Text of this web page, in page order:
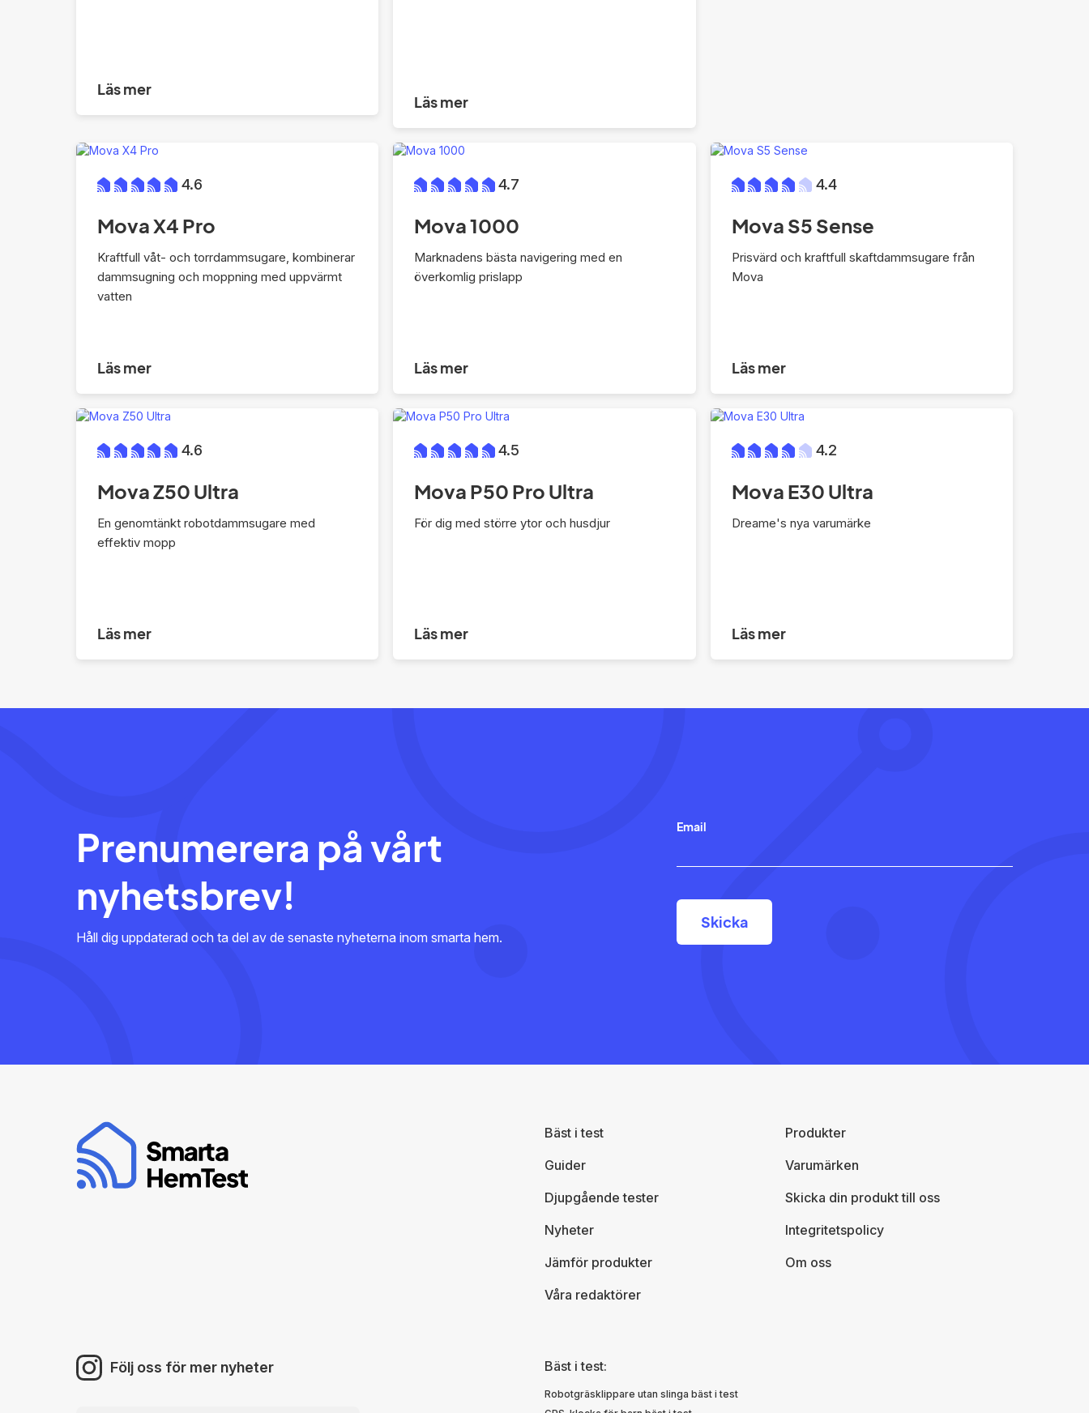
Läs mer
Läs mer
4.6
Mova X4 Pro
Kraftfull våt- och torrdammsugare, kombinerar
dammsugning och moppning med uppvärmt
vatten
Läs mer
4.7
Mova 1000
Marknadens bästa navigering med en
överkomlig prislapp
Läs mer
4.4
Mova S5 Sense
Prisvärd och kraftfull skaftdammsugare från
Mova
Läs mer
4.6
Mova Z50 Ultra
En genomtänkt robotdammsugare med
effektiv mopp
Läs mer
4.5
Mova P50 Pro Ultra
För dig med större ytor och husdjur
Läs mer
4.2
Mova E30 Ultra
Dreame's nya varumärke
Läs mer
Prenumerera på vårt
nyhetsbrev!
Håll dig uppdaterad och ta del av de senaste nyheterna inom smarta hem.
Email
Bäst i test
Guider
Djupgående tester
Nyheter
Jämför produkter
Våra redaktörer
Produkter
Varumärken
Skicka din produkt till oss
Integritetspolicy
Om oss
Följ oss för mer nyheter Bäst i test:
Robotgräsklippare utan slinga bäst i test